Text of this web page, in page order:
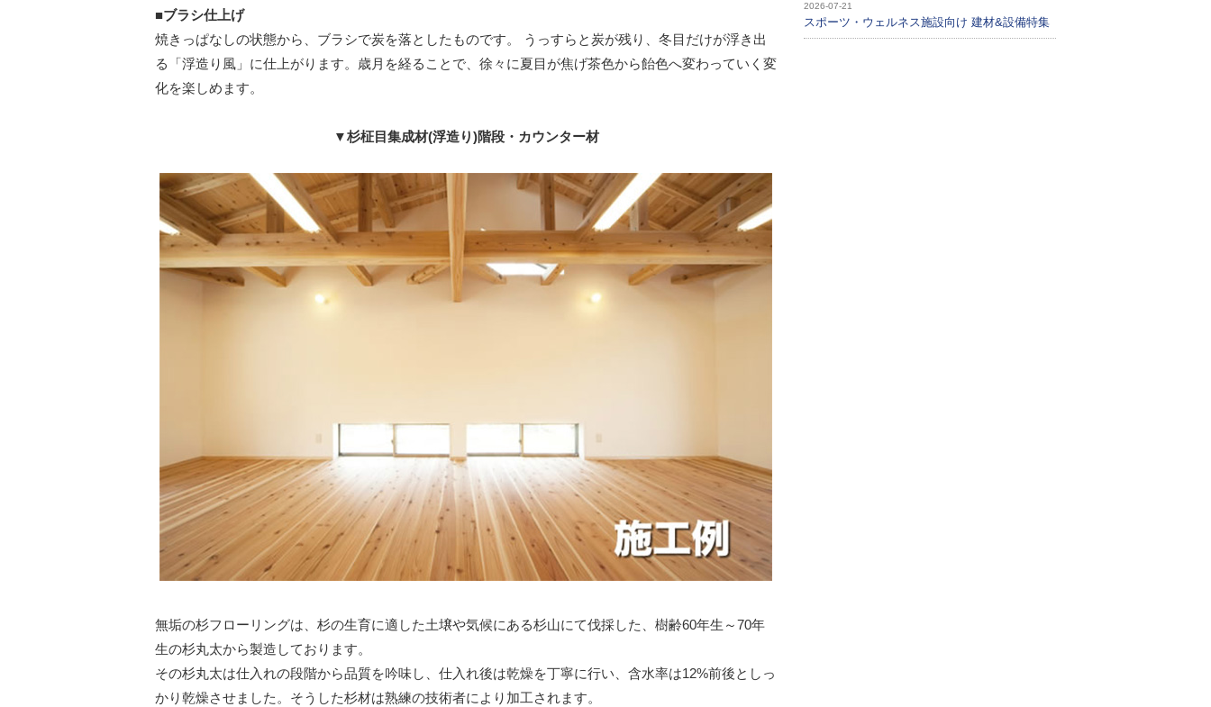
■ブラシ仕上げ
焼きっぱなしの状態から、ブラシで炭を落としたものです。 うっすらと炭が残り、冬目だけが浮き出
る「浮造り風」に仕上がります。歳月を経ることで、徐々に夏目が焦げ茶色から飴色へ変わっていく変
化を楽しめます。
▼杉柾目集成材(浮造り)階段・カウンター材
無垢の杉フローリングは、杉の生育に適した土壌や気候にある杉山にて伐採した、樹齢60年生～70年
生の杉丸太から製造しております。
その杉丸太は仕入れの段階から品質を吟味し、仕入れ後は乾燥を丁寧に行い、含水率は12%前後としっ
かり乾燥させました。そうした杉材は熟練の技術者により加工されます。
2026-07-21
スポーツ・ウェルネス施設向け 建材&設備特集